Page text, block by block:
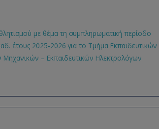
με θέμα τη συμπληρωματική περίοδο
έτους 2025-2026 για το Τμήμα Εκπαιδευτικών
– Εκπαιδευτικών Ηλεκτρολόγων